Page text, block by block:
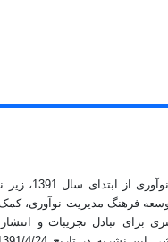
سال 1391، زیر نظر
فرهنگ مدیریت نوآوری، کمک
تبادل تجریبات و انتشار